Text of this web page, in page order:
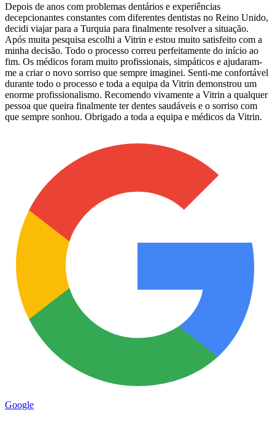
Depois de anos com problemas dentários e experiências
decepcionantes constantes com diferentes dentistas no Reino Unido,
decidi viajar para a Turquia para finalmente resolver a situação.
Após muita pesquisa escolhi a Vitrin e estou muito satisfeito com a
minha decisão. Todo o processo correu perfeitamente do início ao
fim. Os médicos foram muito profissionais, simpáticos e ajudaram-
me a criar o novo sorriso que sempre imaginei. Senti-me confortável
durante todo o processo e toda a equipa da Vitrin demonstrou um
enorme profissionalismo. Recomendo vivamente a Vitrin a qualquer
pessoa que queira finalmente ter dentes saudáveis e o sorriso com
que sempre sonhou. Obrigado a toda a equipa e médicos da Vitrin.
Google